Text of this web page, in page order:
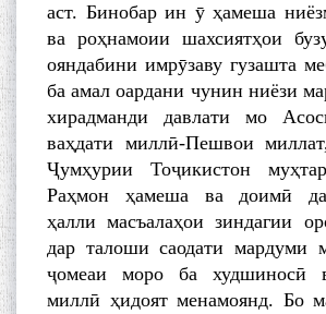
аст. Бинобар ин ӯ ҳамеша
ва роҳнамоии шахсиятҳои
ояндабини имрӯзаву гузашта
ба амал оардани чунин ниёзи
хирадманди давлати мо
ваҳдати миллӣ-Пешвои
Ҷумҳурии Тоҷикистон
Раҳмон ҳамеша ва доимӣ
ҳалли масъалаҳои зиндагии
дар талоши саодати мардуми
ҷомеаи моро ба худшиносӣ
миллӣ ҳидоят менамоянд. Бо